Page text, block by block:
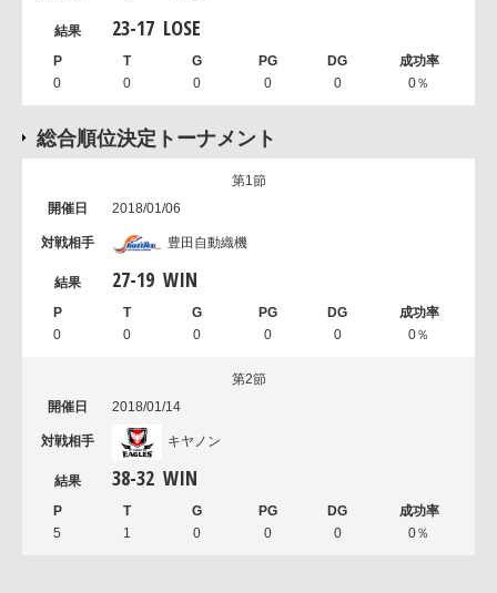
23-17 LOSE
0 0 0 0 0 0％
総合順位決定トーナメント
第1節
2018/01/06
豊田自動織機
27-19 WIN
0 0 0 0 0 0％
第2節
2018/01/14
キヤノン
38-32 WIN
5 1 0 0 0 0％